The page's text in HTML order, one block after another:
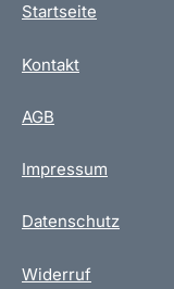
Startseite
Kontakt
AGB
Impressum
Datenschutz
Widerruf